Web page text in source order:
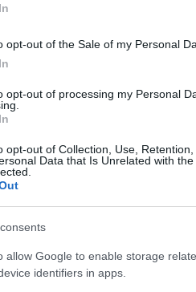
opt-out of the Sale of my Personal
opt-out of processing my Personal
opt-out of Collection, Use,
Data that Is Unrelated with
allow Google to enable storage
identifiers in apps.
ΥΠΗΡΕΣΙΕΣ
Αναβάθμιση
ΓΓΠΣΨΔ